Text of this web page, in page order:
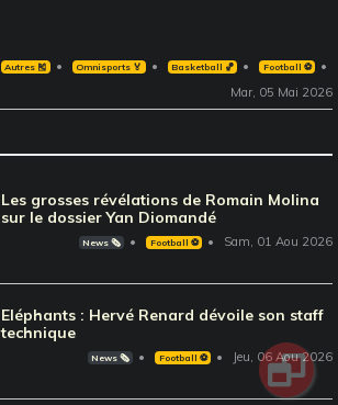
Autres 🎽 Omnisports 🏅 Basketball 🏀 Football ⚽️
Mar, 05 Mai 2026
Les grosses révélations de Romain Molina
sur le dossier Yan Diomandé
News 🗞️ Football ⚽️ Sam, 01 Aou 2026
Eléphants : Hervé Renard dévoile son staff
technique
News 🗞️ Football ⚽️ Jeu, 06 Aou 2026